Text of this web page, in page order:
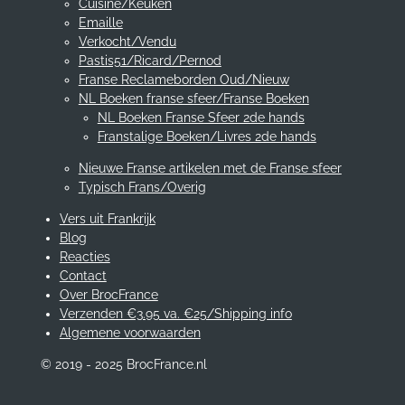
Cuisine/Keuken
Emaille
Verkocht/Vendu
Pastis51/Ricard/Pernod
Franse Reclameborden Oud/Nieuw
NL Boeken franse sfeer/Franse Boeken
NL Boeken Franse Sfeer 2de hands
Franstalige Boeken/Livres 2de hands
Nieuwe Franse artikelen met de Franse sfeer
Typisch Frans/Overig
Vers uit Frankrijk
Blog
Reacties
Contact
Over BrocFrance
Verzenden €3.95 va. €25/Shipping info
Algemene voorwaarden
© 2019 - 2025 BrocFrance.nl